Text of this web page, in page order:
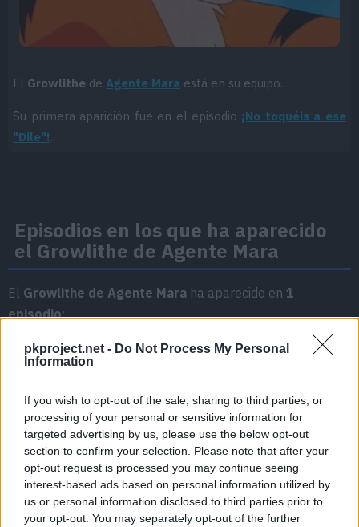
pkproject.net - Do Not Process My Personal
Information
If you wish to opt-out of the sale, sharing to third parties, or
processing of your personal or sensitive information for
targeted advertising by us, please use the below opt-out
section to confirm your selection. Please note that after your
opt-out request is processed you may continue seeing
interest-based ads based on personal information utilized by
us or personal information disclosed to third parties prior to
your opt-out. You may separately opt-out of the further
El Growlithe deAgente Mara está en su equipo.
Su primera aparición fue en el episodio ¡No toquéis a ese
"Dile"!.
Episodios en los que ha aparecido
el Growlithe de Agente Mara
El Growlithe de Agente Mara ha aparecido en 1
episodio:
Temporada 3
Episodio 1
¡No toquéis a ese "Dile"!
Cache: on | Queries: 1 | Generation time: 1ms